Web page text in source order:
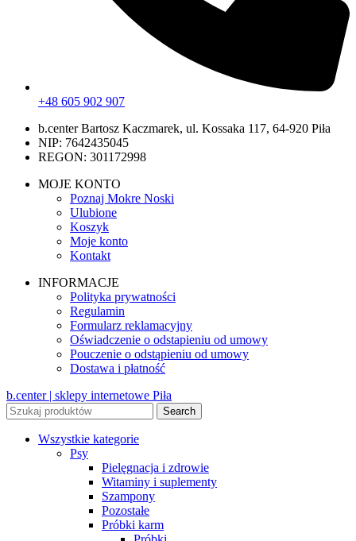
+48 605 902 907
b.center Bartosz Kaczmarek, ul. Kossaka 117, 64-920 Piła
NIP: 7642435045
REGON: 301172998
MOJE KONTO
Poznaj Mokre Noski
Ulubione
Koszyk
Moje konto
Kontakt
INFORMACJE
Polityka prywatności
Regulamin
Formularz reklamacyjny
Oświadczenie o odstapieniu od umowy
Pouczenie o odstąpieniu od umowy
Dostawa i płatność
b.center | sklepy internetowe Piła
Search
Wszystkie kategorie
Psy
Pielęgnacja i zdrowie
Witaminy i suplementy
Szampony
Pozostałe
Próbki karm